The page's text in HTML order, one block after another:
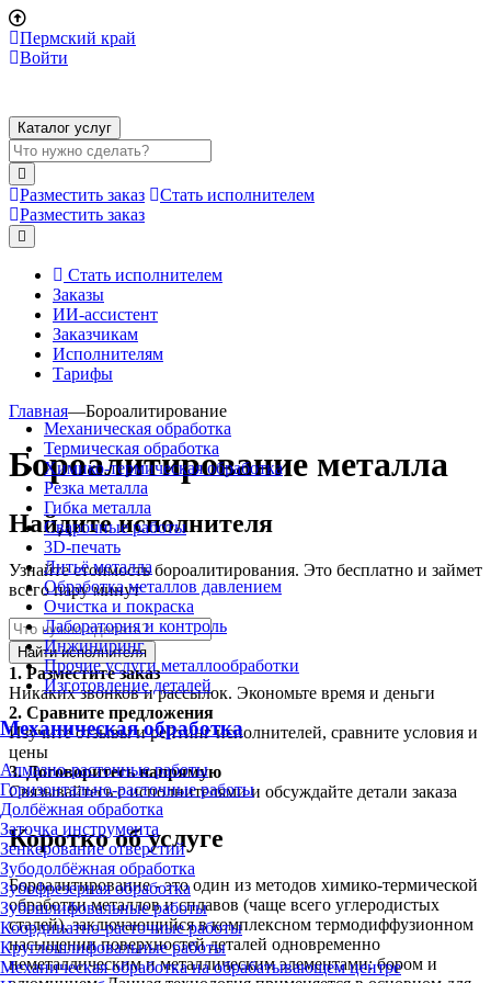
Пермский край
Войти
Каталог услуг
Разместить заказ
Стать исполнителем
Разместить заказ
Стать исполнителем
Заказы
ИИ-ассистент
Заказчикам
Исполнителям
Тарифы
Механическая обработка
Термическая обработка
Химико-термическая обработка
Резка металла
Гибка металла
Сварочные работы
3D-печать
Литьё металла
Обработка металлов давлением
Очистка и покраска
Лаборатория и контроль
Инжиниринг
Прочие услуги металлообработки
Изготовление деталей
Механическая обработка
Алмазно-расточные работы
Горизонтально-расточные работы
Долбёжная обработка
Заточка инструмента
Зенкерование отверстий
Зубодолбёжная обработка
Зубофрезерная обработка
Зубошлифовальные работы
Координатно-расточные работы
Круглошлифовальные работы
Механическая обработка на обрабатывающем центре
Главная—Бороалитирование
Бороалитирование металла
Найдите исполнителя
Узнайте стоимость бороалитирования. Это бесплатно и займет
всего пару минут
Найти исполнителя
1. Разместите заказ
Никаких звонков и рассылок. Экономьте время и деньги
2. Сравните предложения
Изучите отзывы и рейтинг исполнителей, сравните условия и
цены
3.Договоритесь напрямую
Связывайтесь с исполнителями и обсуждайте детали заказа
Коротко об услуге
Бороалитирование - это один из методов химико-термической
обработки металлов и сплавов (чаще всего углеродистых
сталей), заключающийся в комплексном термодиффузионном
насыщении поверхностей деталей одновременно
неметаллическим и металлическим элементами: бором и